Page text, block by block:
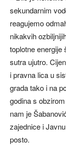
sekundarnim
reagujemo
nikakvih
toplotne
sutra ujutro.
i pravna lica u
grada tako i na
godina s
nam je
zajednice i
posto.